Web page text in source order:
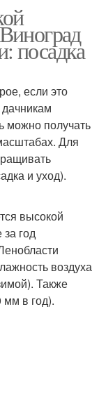
посадка
если это
можно получать
Для
и уход).
высокой
год
воздуха
Также
мм в год).